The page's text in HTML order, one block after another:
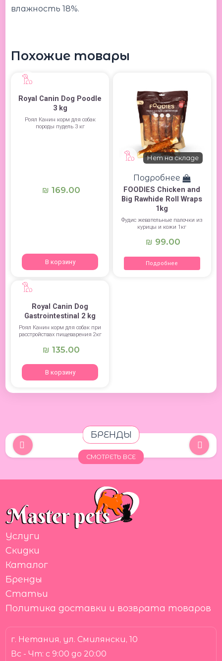
влажность 18%.
Похожие товары
Royal Canin Dog Poodle
3 kg
Роял Канин корм для собак
породы пудель 3 кг
₪ 169.00
В корзину
Нет на складе
Подробнее
FOODIES Chicken and
Big Rawhide Roll Wraps
1kg
Фудис жевательные палочки из
курицы и кожи 1кг
₪ 99.00
Подробнее
Royal Canin Dog
Gastrointestinal 2 kg
Роял Канин корм для собак при
расстройствах пищеварения 2кг
₪ 135.00
В корзину
БРЕНДЫ
СМОТРЕТЬ ВСЕ
г. Нетания, ул. Смилянски, 10
Вс - Чт: с 9:00 до 20:00
Услуги
Скидки
Каталог
Бренды
Статьи
Политика доставки и возврата товаров